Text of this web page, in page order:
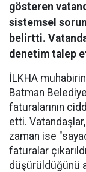
gösteren
sistemsel
belirtti.
denetim talep
İLKHA
Batman
faturalarının
etti.
zaman ise
faturalar
düşürüldüğünü